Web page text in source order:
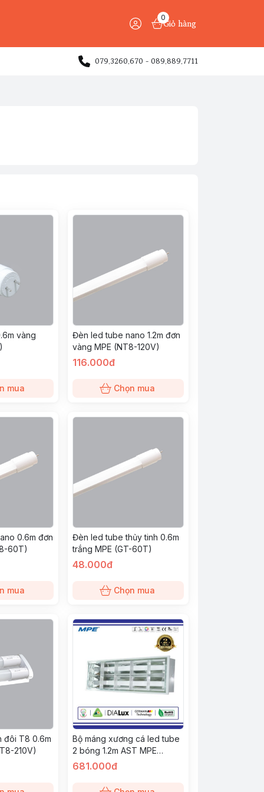
0
Giỏ hàng
079.3260.670 - 089.889.7711
vàng
mua
Đèn led tube nano 1.2m đơn
vàng MPE (NT8-120V)
116.000đ
Chọn mua
0.6m đơn
60T)
mua
Đèn led tube thủy tinh 0.6m
trắng MPE (GT-60T)
48.000đ
Chọn mua
đôi T8 0.6m
210V)
Bộ máng xương cá led tube
2 bóng 1.2m AST MPE
(MATL-220T)
681.000đ